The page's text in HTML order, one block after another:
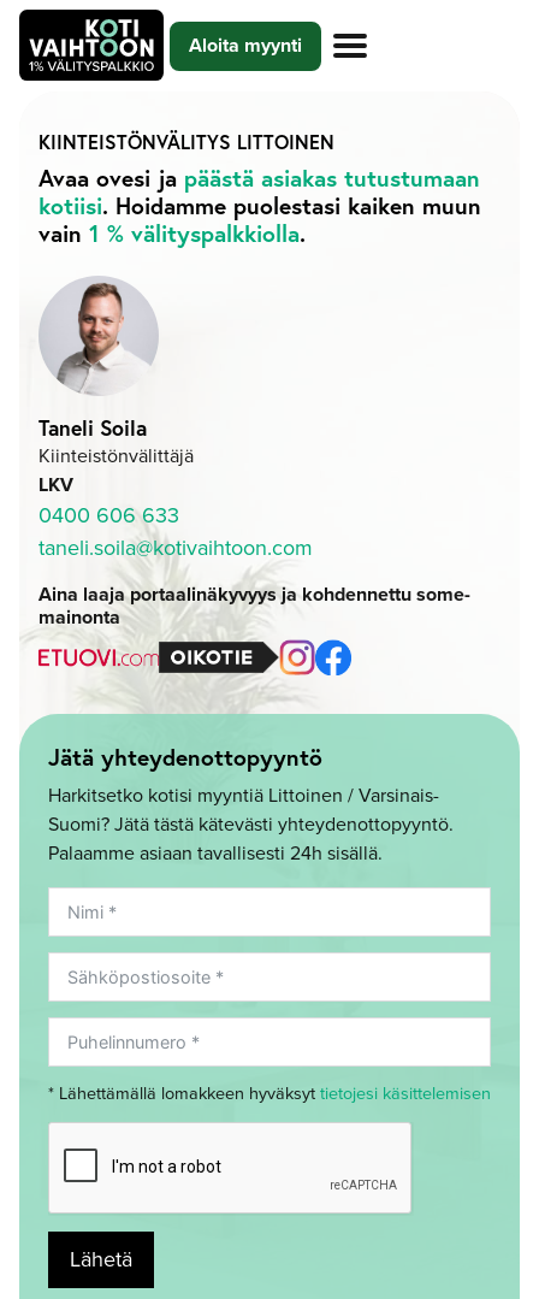
Siirry
sisältöön
Aloita myynti
KIINTEISTÖNVÄLITYS LITTOINEN
Avaa ovesi ja päästä asiakas tutustumaan
kotiisi. Hoidamme puolestasi kaiken muun
vain 1 % välityspalkkiolla.
Taneli Soila
Kiinteistönvälittäjä
LKV
0400 606 633
taneli.soila@kotivaihtoon.com
Aina laaja portaalinäkyvyys ja kohdennettu some-
mainonta
Jätä yhteydenottopyyntö
Harkitsetko kotisi myyntiä Littoinen / Varsinais-
Suomi? Jätä tästä kätevästi yhteydenottopyyntö.
Palaamme asiaan tavallisesti 24h sisällä.
* Lähettämällä lomakkeen hyväksyt tietojesi käsittelemisen
Lähetä